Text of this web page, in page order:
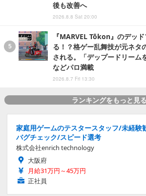
後も改善へ
2026.8.8 Sat 20:00
『MARVEL Tōkon』のデッ
る！？格ゲー乱舞技が元ネタ
される。「デップードリーム
などパロ満載
2026.8.7 Fri 13:30
ランキングをもっと見る
家庭用ゲームのテスタースタッフ/未経験
バグチェック/スピード選考
株式会社enrich technology
大阪府
月給31万円～45万円
正社員